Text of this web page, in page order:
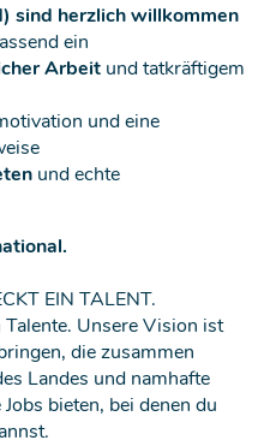
sind herzlich willkommen
ein
Arbeit und tatkräftigem
und eine
und echte
EIN TALENT.
Unsere Vision ist
die zusammen
Landes und namhafte
bieten, bei denen du